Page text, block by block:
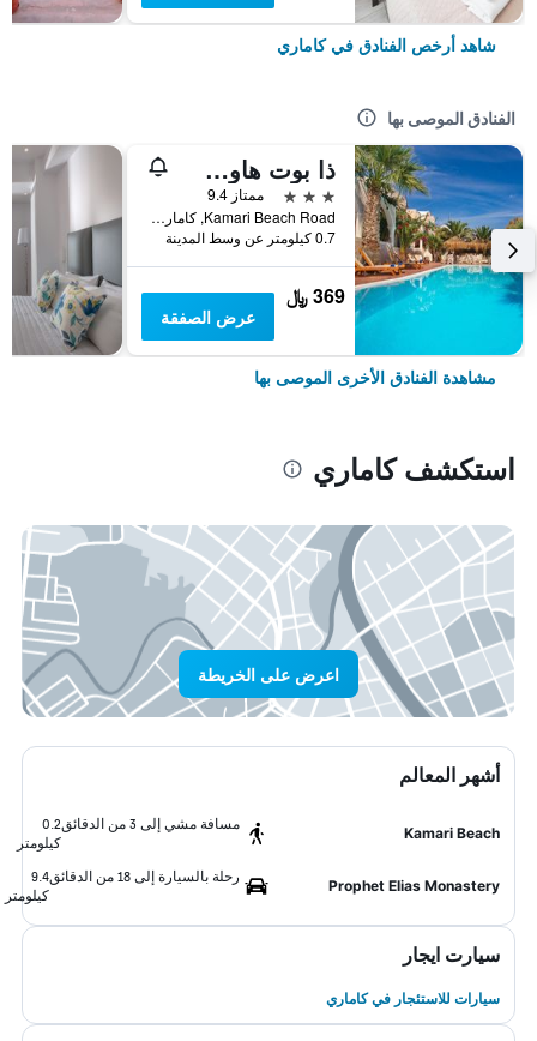
شاهد أرخص الفنادق في كاماري
الفنادق الموصى بها
ذا بوت هاوس هوتل
3 نجوم
ممتاز 9.4
Kamari Beach Road, كاماري, اليونان
0.7 كيلومتر عن وسط المدينة
369 ﷼
عرض الصفقة
مشاهدة الفنادق الأخرى الموصى بها
استكشف كاماري
اعرض على الخريطة
أشهر المعالم
Kamari Beach
مسافة مشي إلى 3 من الدقائق
0.2
كيلومتر
Prophet Elias Monastery
رحلة بالسيارة إلى 18 من الدقائق
9.4
كيلومتر
سيارت ايجار
سيارات للاستئجار في كاماري